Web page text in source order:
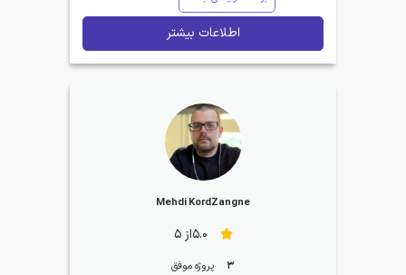
اطلاعات بیشتر
Mehdi KordZangne
5.0از 5
3 پروژه موفق